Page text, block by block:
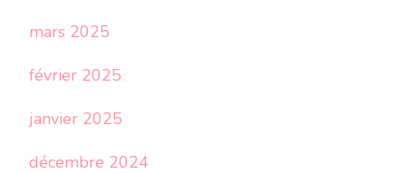
mars 2025
février 2025
janvier 2025
décembre 2024